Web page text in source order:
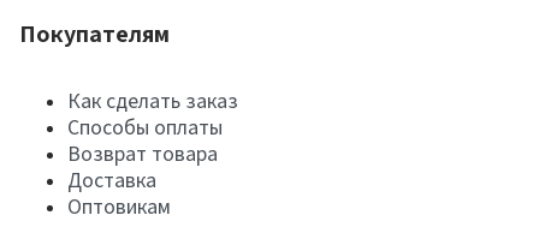
Покупателям
Как сделать заказ
Способы оплаты
Возврат товара
Доставка
Оптовикам